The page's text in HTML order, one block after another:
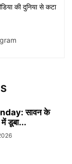
की दुनिया से कटा
सावन के
में डूबा...